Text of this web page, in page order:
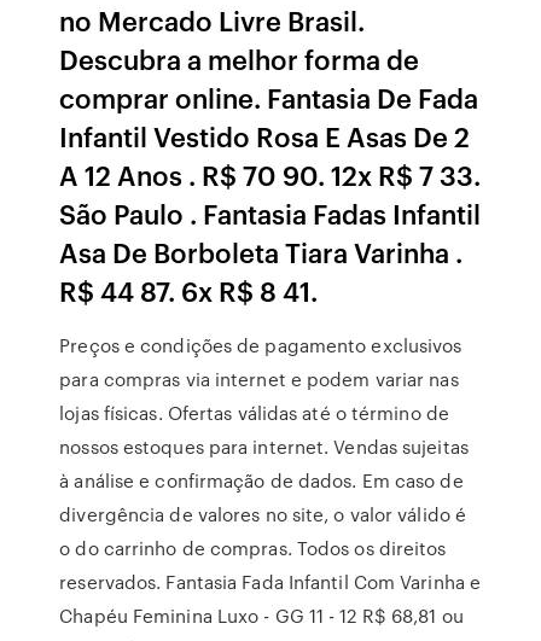
no Mercado Livre Brasil.
Descubra a melhor forma de
comprar online. Fantasia De Fada
Infantil Vestido Rosa E Asas De 2
A 12 Anos . R$ 70 90. 12x R$ 7 33.
São Paulo . Fantasia Fadas Infantil
Asa De Borboleta Tiara Varinha .
R$ 44 87. 6x R$ 8 41.
Preços e condições de pagamento exclusivos
para compras via internet e podem variar nas
lojas físicas. Ofertas válidas até o término de
nossos estoques para internet. Vendas sujeitas
à análise e confirmação de dados. Em caso de
divergência de valores no site, o valor válido é
o do carrinho de compras. Todos os direitos
reservados. Fantasia Fada Infantil Com Varinha e
Chapéu Feminina Luxo - GG 11 - 12 R$ 68,81 ou